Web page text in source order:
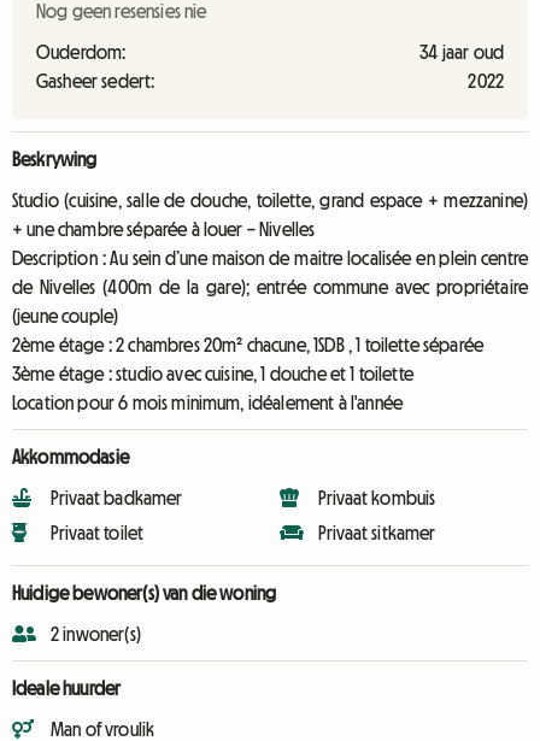
Nog geen resensies nie
Ouderdom:
34 jaar oud
Gasheer sedert:
2022
Beskrywing
Studio (cuisine, salle de douche, toilette, grand espace + mezzanine)
+ une chambre séparée à louer – Nivelles
Description : Au sein d’une maison de maitre localisée en plein centre
de Nivelles (400m de la gare); entrée commune avec propriétaire
(jeune couple)
2ème étage : 2 chambres 20m² chacune, 1SDB , 1 toilette séparée
3ème étage : studio avec cuisine, 1 douche et 1 toilette
Location pour 6 mois minimum, idéalement à l'année
Akkommodasie
Privaat badkamer
Privaat toilet
Privaat kombuis
Privaat sitkamer
Huidige bewoner(s) van die woning
2 inwoner(s)
Ideale huurder
Man of vroulik